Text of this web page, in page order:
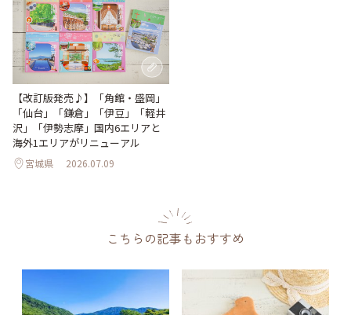
【改訂版発売♪】「角館・盛岡」
「仙台」「鎌倉」「伊豆」「軽井
沢」「伊勢志摩」国内6エリアと
海外1エリアがリニューアル
宮城県 2026.07.09
こちらの記事もおすすめ